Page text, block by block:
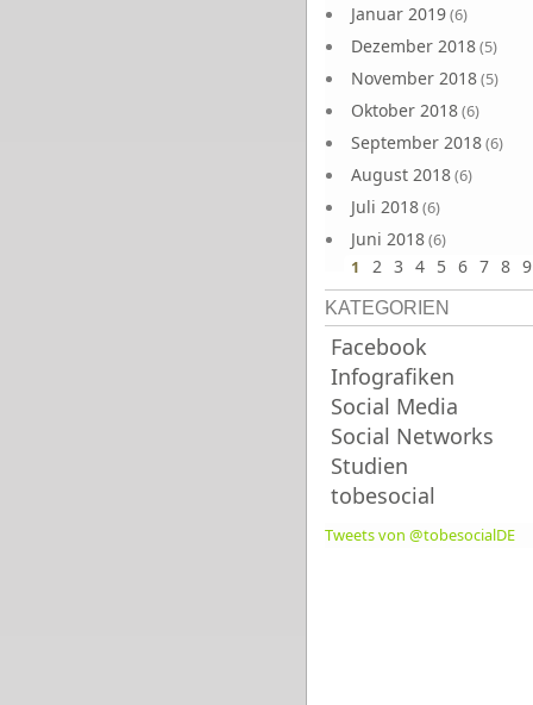
Januar 2019(6)
Dezember 2018(5)
November 2018(5)
Oktober 2018(6)
September 2018(6)
August 2018(6)
Juli 2018(6)
Juni 2018(6)
1 2 3 4 5 6 7 8 9
KATEGORIEN
Facebook
Infografiken
Social Media
Social Networks
Studien
tobesocial
Tweets von @tobesocialDE